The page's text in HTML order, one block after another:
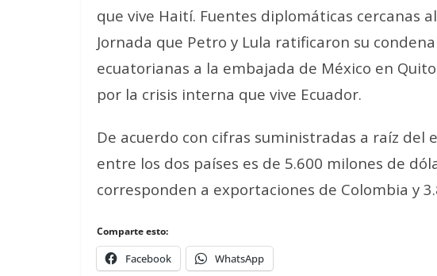
que vive Haití. Fuentes diplomáticas cercanas
Jornada que Petro y Lula ratificaron su
ecuatorianas a la embajada de México en
por la crisis interna que vive Ecuador.
De acuerdo con cifras suministradas a raíz del
entre los dos países es de 5.600 milones de
corresponden a exportaciones de Colombia y
Comparte esto:
Facebook WhatsApp